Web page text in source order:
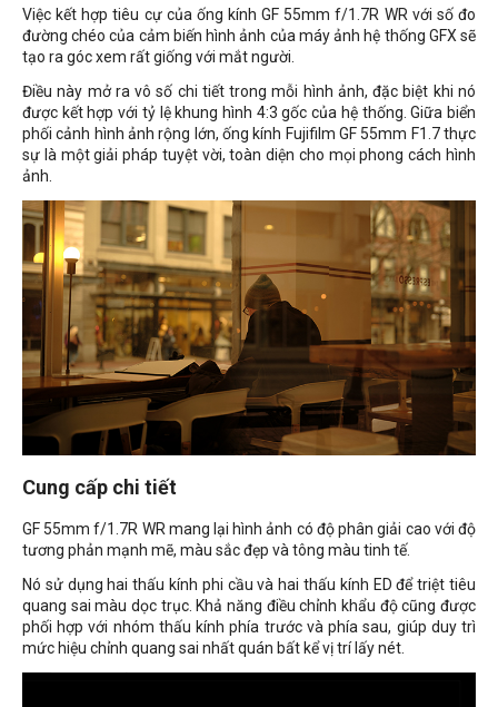
Việc kết hợp tiêu cự của ống kính GF 55mm f/1.7R WR với số đo
đường chéo của cảm biến hình ảnh của máy ảnh hệ thống GFX sẽ
tạo ra góc xem rất giống với mắt người.
Điều này mở ra vô số chi tiết trong mỗi hình ảnh, đặc biệt khi nó
được kết hợp với tỷ lệ khung hình 4:3 gốc của hệ thống. Giữa biển
phối cảnh hình ảnh rộng lớn, ống kính Fujifilm GF 55mm F1.7 thực
sự là một giải pháp tuyệt vời, toàn diện cho mọi phong cách hình
ảnh.
Cung cấp chi tiết
GF 55mm f/1.7R WR mang lại hình ảnh có độ phân giải cao với độ
tương phản mạnh mẽ, màu sắc đẹp và tông màu tinh tế.
Nó sử dụng hai thấu kính phi cầu và hai thấu kính ED để triệt tiêu
quang sai màu dọc trục. Khả năng điều chỉnh khẩu độ cũng được
phối hợp với nhóm thấu kính phía trước và phía sau, giúp duy trì
mức hiệu chỉnh quang sai nhất quán bất kể vị trí lấy nét.